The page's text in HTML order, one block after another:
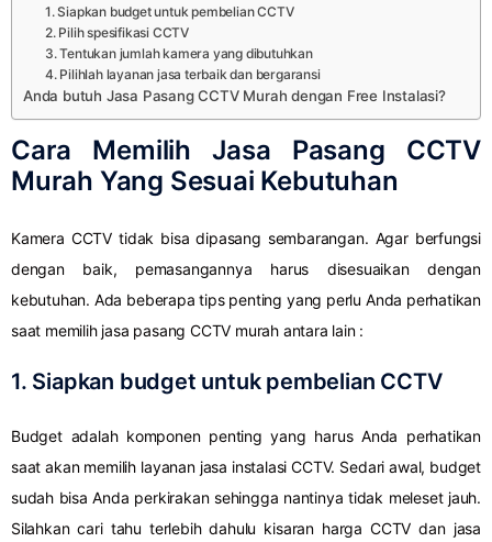
1. Siapkan budget untuk pembelian CCTV
2. Pilih spesifikasi CCTV
3. Tentukan jumlah kamera yang dibutuhkan
4. Pilihlah layanan jasa terbaik dan bergaransi
Anda butuh Jasa Pasang CCTV Murah dengan Free Instalasi?
Cara Memilih Jasa Pasang CCTV
Murah Yang Sesuai Kebutuhan
Kamera CCTV tidak bisa dipasang sembarangan. Agar berfungsi
dengan baik, pemasangannya harus disesuaikan dengan
kebutuhan. Ada beberapa tips penting yang perlu Anda perhatikan
saat memilih jasa pasang CCTV murah antara lain :
1. Siapkan budget untuk pembelian CCTV
Budget adalah komponen penting yang harus Anda perhatikan
saat akan memilih layanan jasa instalasi CCTV. Sedari awal, budget
sudah bisa Anda perkirakan sehingga nantinya tidak meleset jauh.
Silahkan cari tahu terlebih dahulu kisaran harga CCTV dan jasa